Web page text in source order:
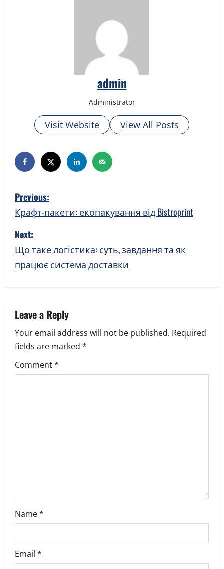
admin
Administrator
Visit Website View All Posts
P
o
s
t
n
v
i
g
a
Previous:
Крафт-пакети: екопакування від Bistroprint
Next:
Що таке логістика: суть, завдання та як
працює система доставки
Leave a Reply
Your email address will not be published. Required
fields are marked *
Comment*
Name*
Email *